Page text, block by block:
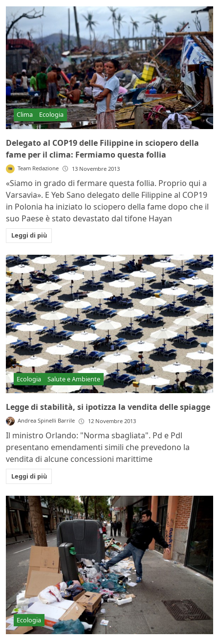
Clima Ecologia
Delegato al COP19 delle Filippine in sciopero della
fame per il clima: Fermiamo questa follia
Team Redazione 13 Novembre 2013
«Siamo in grado di fermare questa follia. Proprio qui a
Varsavia». E Yeb Sano delegato delle Filippine al COP19
in Polonia ha iniziato lo sciopero della fame dopo che il
suo Paese è stato devastato dal tifone Hayan
Leggi di più
Ecologia Salute e Ambiente
Legge di stabilità, si ipotizza la vendita delle spiagge
Andrea Spinelli Barrile 12 Novembre 2013
Il ministro Orlando: "Norma sbagliata". Pd e Pdl
presentano emendamenti simili che prevedono la
vendita di alcune concessioni marittime
Leggi di più
Ecologia